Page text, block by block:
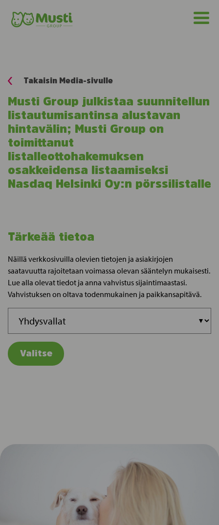
Takaisin Media-sivulle
Musti Group julkistaa suunnitellun
listautumisantinsa alustavan
hintavälin; Musti Group on
toimittanut
listalleottohakemuksen
osakkeidensa listaamiseksi
Nasdaq Helsinki Oy:n pörssilistalle
Tärkeää tietoa
Näillä verkkosivuilla olevien tietojen ja asiakirjojen
saatavuutta rajoitetaan voimassa olevan sääntelyn mukaisesti.
Lue alla olevat tiedot ja anna vahvistus sijaintimaastasi.
Vahvistuksen on oltava todenmukainen ja paikkansapitävä.
Valitse